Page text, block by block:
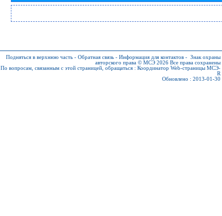
Подняться в верхнюю часть - Обратная связь - Информация для контактов - Знак охраны
авторского права © МСЭ 2026 Все права сохранены
По вопросам, связанным с этой страницей, обращаться : Координатор Web-страницы МСЭ-
R
Обновлено : 2013-01-30